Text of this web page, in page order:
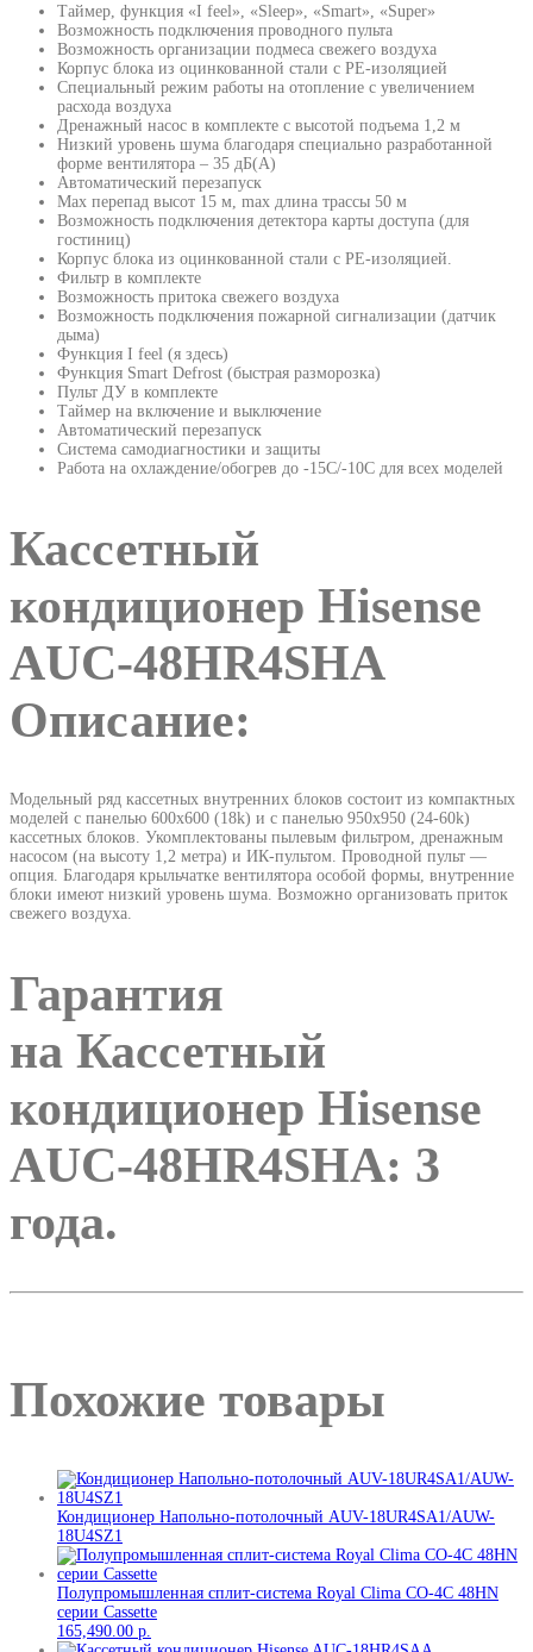
Таймер функция «I feel», «Sleep», «Smart», «Super»
Возможность подключения проводного пульта
Возможность организации подмеса свежего воздуха
Корпус блока из оцинкованной стали с PE-изоляцией
Специальный режим работы на отопление с увеличением
расхода воздуха
Дренажный насос в комплекте с высотой подъема 1,2 м
Низкий уровень шума благодаря специально разработанной
форме вентилятора – 35 дБ(А)
Автоматический перезапуск
Max перепад высот 15 м, max длина трассы 50 м
Возможность подключения детектора карты доступа (для
гостиниц)
Корпус блока из оцинкованной стали с PE-изоляцией.
Фильтр в комплекте
Возможность притока свежего воздуха
Возможность подключения пожарной сигнализации (датчик
дыма)
Функция I feel (я здесь)
Функция Smart Defrost (быстрая разморозка)
Пульт ДУ в комплекте
Таймер на включение и выключение
Автоматический перезапуск
Система самодиагностики и защиты
Работа на охлаждение/обогрев до -15С/-10С для всех моделей
Кассетный
кондиционер Hisense
AUC-48HR4SHA
Описание:
Модельный ряд кассетных внутренних блоков состоит из компактных
моделей с панелью 600х600 (18k) и с панелью 950х950 (24-60k)
кассетных блоков. Укомплектованы пылевым фильтром, дренажным
насосом (на высоту 1,2 метра) и ИК-пультом. Проводной пульт —
опция. Благодаря крыльчатке вентилятора особой формы, внутренние
блоки имеют низкий уровень шума. Возможно организовать приток
свежего воздуха.
Гарантия
на Кассетный
кондиционер Hisense
AUC-48HR4SHA: 3
года.
Похожие товары
Кондиционер Напольно-потолочный AUV-18UR4SA1/AUW-
18U4SZ1
Полупромышленная сплит-система Royal Clima CO-4C 48HN
серии Cassette
165,490.00 р.